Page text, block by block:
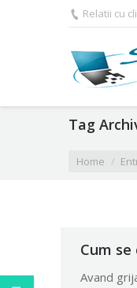
Relatii cu
Tag
Home
Cum
Avand